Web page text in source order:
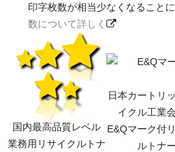
印字枚数が相当少なくなること
数について詳しく
国内最高品質レベル
業務用リサイクルトナ
日本カートリ
イクル工業
E&Qマーク付
ルトナー